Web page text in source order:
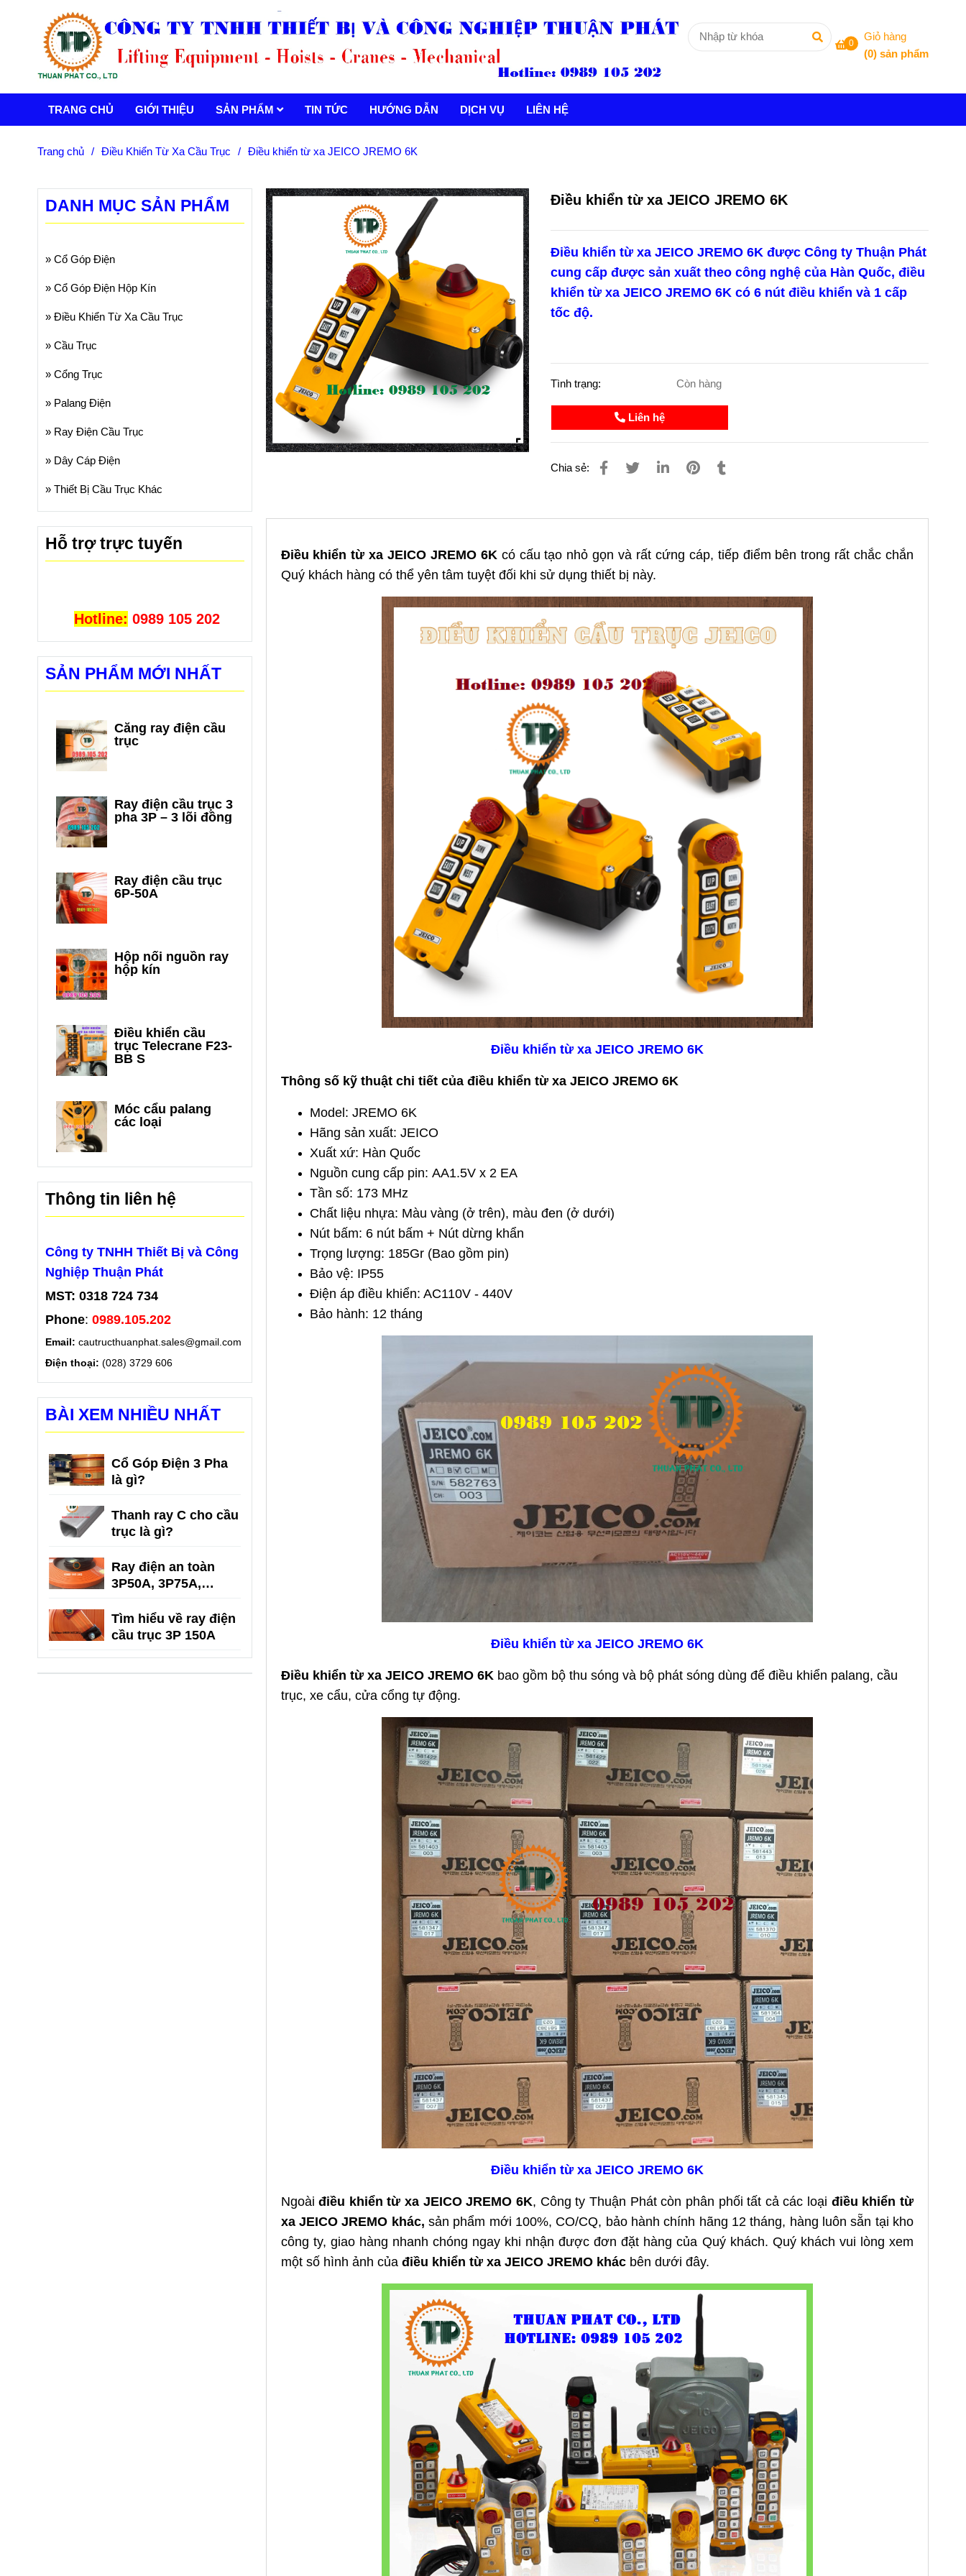
0
Giỏ hàng
(0) sản phẩm
TRANG CHỦ GIỚI THIỆU SẢN PHẨM TIN TỨC HƯỚNG DẪN DỊCH VỤ LIÊN HỆ
Trang chủ / Điều Khiển Từ Xa Cầu Trục / Điều khiển từ xa JEICO JREMO 6K
Điều khiển từ xa JEICO JREMO 6K
Điều khiển từ xa JEICO JREMO 6K được Công ty Thuận Phát
cung cấp được sản xuất theo công nghệ của Hàn Quốc, điều
khiển từ xa JEICO JREMO 6K có 6 nút điều khiển và 1 cấp
tốc độ.
Tình trạng: Còn hàng
Liên hệ
Chia sẻ:
Điều khiển từ xa JEICO JREMO 6K có cấu tạo nhỏ gọn và rất cứng cáp, tiếp điểm bên trong rất chắc chắn
Quý khách hàng có thể yên tâm tuyệt đối khi sử dụng thiết bị này.
Điều khiển từ xa JEICO JREMO 6K
Thông số kỹ thuật chi tiết của điều khiển từ xa JEICO JREMO 6K
Model: JREMO 6K
Hãng sản xuất: JEICO
Xuất xứ: Hàn Quốc
Nguồn cung cấp pin: AA1.5V x 2 EA
Tần số: 173 MHz
Chất liệu nhựa: Màu vàng (ở trên), màu đen (ở dưới)
Nút bấm: 6 nút bấm + Nút dừng khẩn
Trọng lượng: 185Gr (Bao gồm pin)
Bảo vệ: IP55
Điện áp điều khiển: AC110V - 440V
Bảo hành: 12 tháng
Điều khiển từ xa JEICO JREMO 6K
Điều khiển từ xa JEICO JREMO 6K bao gồm bộ thu sóng và bộ phát sóng dùng để điều khiển palang, cầu
trục, xe cẩu, cửa cổng tự động.
Điều khiển từ xa JEICO JREMO 6K
Ngoàiđiều khiển từ xa JEICO JREMO6K, Công ty Thuận Phát còn phân phối tất cả các loại điều khiển từ
xa JEICO JREMO khác, sản phẩm mới 100%, CO/CQ, bảo hành chính hãng 12 tháng, hàng luôn sẵn tại kho
công ty, giao hàng nhanh chóng ngay khi nhận được đơn đặt hàng của Quý khách. Quý khách vui lòng xem
một số hình ảnh củađiều khiển từ xa JEICO JREMO khácbên dưới đây.
DANH MỤC SẢN PHẨM
» Cổ Góp Điện
» Cổ Góp Điện Hộp Kín
» Điều Khiển Từ Xa Cầu Trục
» Cầu Trục
» Cổng Trục
» Palang Điện
» Ray Điện Cầu Trục
» Dây Cáp Điện
» Thiết Bị Cầu Trục Khác
Hỗ trợ trực tuyến
Hotline: 0989 105 202
SẢN PHẨM MỚI NHẤT
Căng ray điện cầu
trục
Ray điện cầu trục 3
pha 3P – 3 lõi đồng
Ray điện cầu trục
6P-50A
Hộp nối nguồn ray
hộp kín
Điều khiển cầu
trục Telecrane F23-
BB S
Móc cẩu palang
các loại
Thông tin liên hệ
Công ty TNHH Thiết Bị và Công
Nghiệp Thuận Phát
MST: 0318 724 734
Phone: 0989.105.202
Email: cautructhuanphat.sales@gmail.com
Điện thoại: (028) 3729 606
BÀI XEM NHIỀU NHẤT
Cổ Góp Điện 3 Pha
là gì?
Thanh ray C cho cầu
trục là gì?
Ray điện an toàn
3P50A, 3P75A,
Tìm hiểu về ray điện
cầu trục 3P 150A